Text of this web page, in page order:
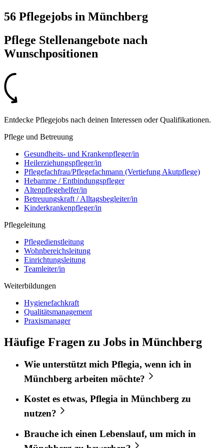
56 Pflegejobs in Münchberg
Pflege Stellenangebote nach
Wunschpositionen
Entdecke Pflegejobs nach deinen Interessen oder Qualifikationen.
Pflege und Betreuung
Gesundheits- und Krankenpfleger/in
Heilerziehungspfleger/in
Pflegefachfrau/Pflegefachmann (Vertiefung Akutpflege)
Hebamme / Entbindungspfleger
Altenpflegehelfer/in
Betreuungskraft / Alltagsbegleiter/in
Kinderkrankenpfleger/in
Pflegeleitung
Pflegedienstleitung
Wohnbereichsleitung
Einrichtungsleitung
Teamleiter/in
Weiterbildungen
Hygienefachkraft
Qualitätsmanagement
Praxismanager
Häufige Fragen zu Jobs in Münchberg
Wie unterstützt mich Pflegia, wenn ich in
Münchberg arbeiten möchte?
Kostet es etwas, Pflegia in Münchberg zu
nutzen?
Brauche ich einen Lebenslauf, um mich in